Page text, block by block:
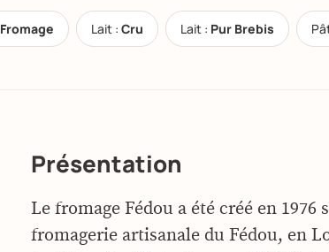
Fromage Lait : Cru Lait : Pur Brebis
Présentation
Le fromage Fédou a été créé en 1976
fromagerie artisanale du Fédou, en